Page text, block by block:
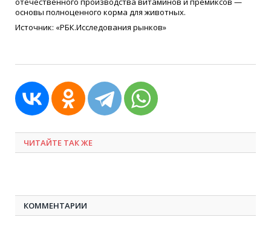
основы полноценного корма для животных.
Источник: «РБК.Исследования рынков»
ЧИТАЙТЕ ТАК ЖЕ
КОММЕНТАРИИ